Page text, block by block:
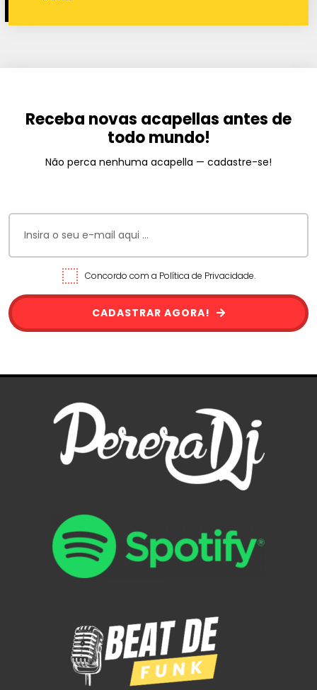
Receba novas acapellas antes de
todo mundo!
Não perca nenhuma acapella — cadastre-se!
Concordo com a Política de Privacidade.
CADASTRAR AGORA!